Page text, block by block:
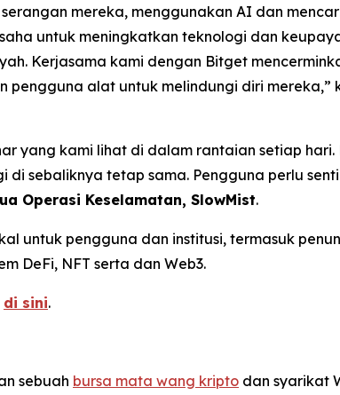
mereka, menggunakan AI dan
untuk meningkatkan teknologi dan
Kerjasama kami dengan Bitget
pengguna alat untuk melindungi diri mereka,”
yang kami lihat di dalam rantaian setiap
sebaliknya tetap sama. Pengguna perlu
Operasi Keselamatan, SlowMist.
untuk pengguna dan institusi, termasuk
DeFi, NFT serta dan Web3.
di sini.
sebuah bursa mata wang kripto dan syarikat